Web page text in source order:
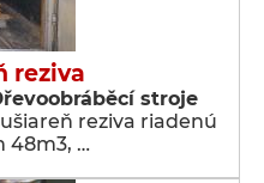
reziva
stroje
reziva riadenú
48m3, …